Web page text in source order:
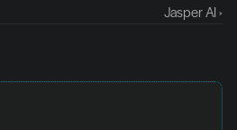
Jasper AI ›